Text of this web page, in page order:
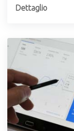
Dettaglio